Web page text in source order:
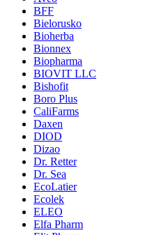
BFF
Bielorusko
Bioherba
Bionnex
Biopharma
BIOVIT LLC
Bishofit
Boro Plus
CaliFarms
Daxen
DIOD
Dizao
Dr. Retter
Dr. Sea
EcoLatier
Ecolek
ELEO
Elfa Pharm